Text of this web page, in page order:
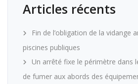
Articles récents
Fin de l’obligation de la vidange
piscines publiques
Un arrêté fixe le périmètre dans
de fumer aux abords des